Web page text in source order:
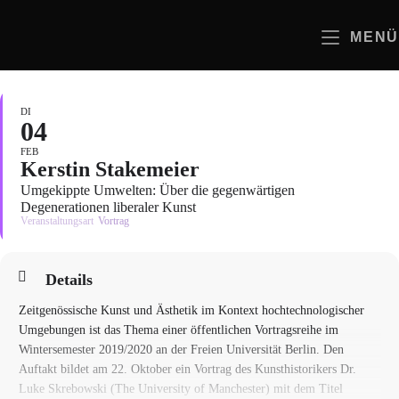
MENÜ
DI
04
FEB
Kerstin Stakemeier
Umgekippte Umwelten: Über die gegenwärtigen
Degenerationen liberaler Kunst
Veranstaltungsart Vortrag
Details
Zeitgenössische Kunst und Ästhetik im Kontext hochtechnologischer
Umgebungen ist das Thema einer öffentlichen Vortragsreihe im
Wintersemester 2019/2020 an der Freien Universität Berlin. Den
Auftakt bildet am 22. Oktober ein Vortrag des Kunsthistorikers Dr.
Luke Skrebowski (The University of Manchester) mit dem Titel